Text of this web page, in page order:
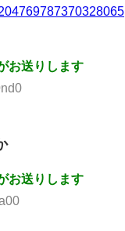
お送りします
お送りします